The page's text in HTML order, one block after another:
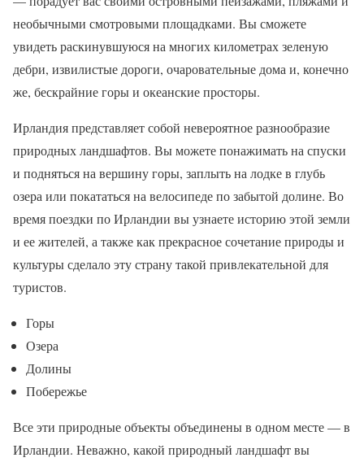
необычными смотровыми площадками. Вы сможете
увидеть раскинувшуюся на многих километрах зеленую
дебри, извилистые дороги, очаровательные дома и, конечно
же, бескрайние горы и океанские просторы.
Ирландия представляет собой невероятное разнообразие
природных ландшафтов. Вы можете понажимать на спуски
и подняться на вершину горы, заплыть на лодке в глубь
озера или покататься на велосипеде по забытой долине. Во
время поездки по Ирландии вы узнаете историю этой земли
и ее жителей, а также как прекрасное сочетание природы и
культуры сделало эту страну такой привлекательной для
туристов.
Горы
Озера
Долины
Побережье
Все эти природные объекты объединены в одном месте — в
Ирландии. Неважно, какой природный ландшафт вы